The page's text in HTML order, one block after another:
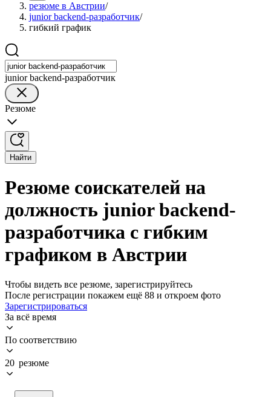
резюме в Австрии/
junior backend-разработчик/
гибкий график
junior backend-разработчик
Резюме
Найти
Резюме соискателей на
должность junior backend-
разработчика с гибким
графиком в Австрии
Чтобы видеть все резюме, зарегистрируйтесь
После регистрации покажем ещё 88 и откроем фото
Зарегистрироваться
За всё время
По соответствию
20 резюме